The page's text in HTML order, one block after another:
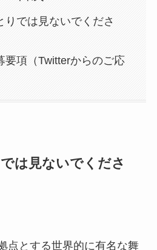
では見ないでくださ
要項（Twitterからのご応
は見ないでくださ
点とする世界的に有名な舞